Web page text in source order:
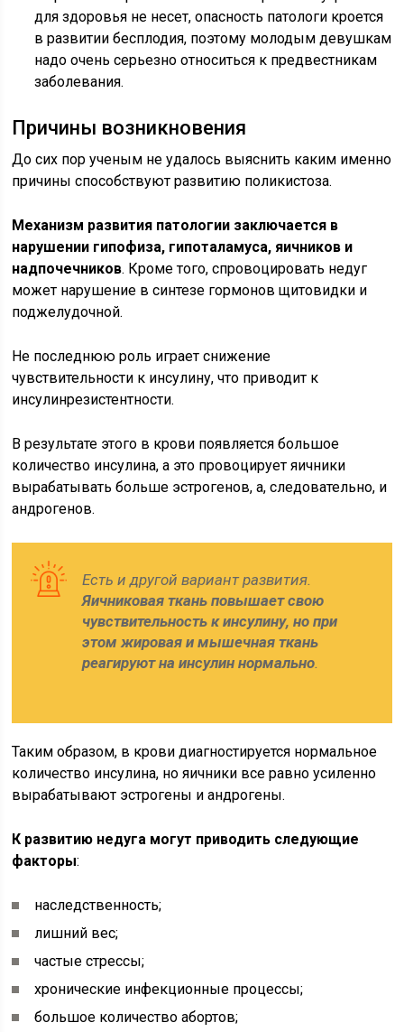
для здоровья не несет, опасность патологи кроется
в развитии бесплодия, поэтому молодым девушкам
надо очень серьезно относиться к предвестникам
заболевания.
Причины возникновения
До сих пор ученым не удалось выяснить каким именно
причины способствуют развитию поликистоза.
Механизм развития патологии заключается в
нарушении гипофиза, гипоталамуса, яичников и
надпочечников. Кроме того, спровоцировать недуг
может нарушение в синтезе гормонов щитовидки и
поджелудочной.
Не последнюю роль играет снижение
чувствительности к инсулину, что приводит к
инсулинрезистентности.
В результате этого в крови появляется большое
количество инсулина, а это провоцирует яичники
вырабатывать больше эстрогенов, а, следовательно, и
андрогенов.
Есть и другой вариант развития.
Яичниковая ткань повышает свою
чувствительность к инсулину, но при
этом жировая и мышечная ткань
реагируют на инсулин нормально.
Таким образом, в крови диагностируется нормальное
количество инсулина, но яичники все равно усиленно
вырабатывают эстрогены и андрогены.
К развитию недуга могут приводить следующие
факторы:
наследственность;
лишний вес;
частые стрессы;
хронические инфекционные процессы;
большое количество абортов;